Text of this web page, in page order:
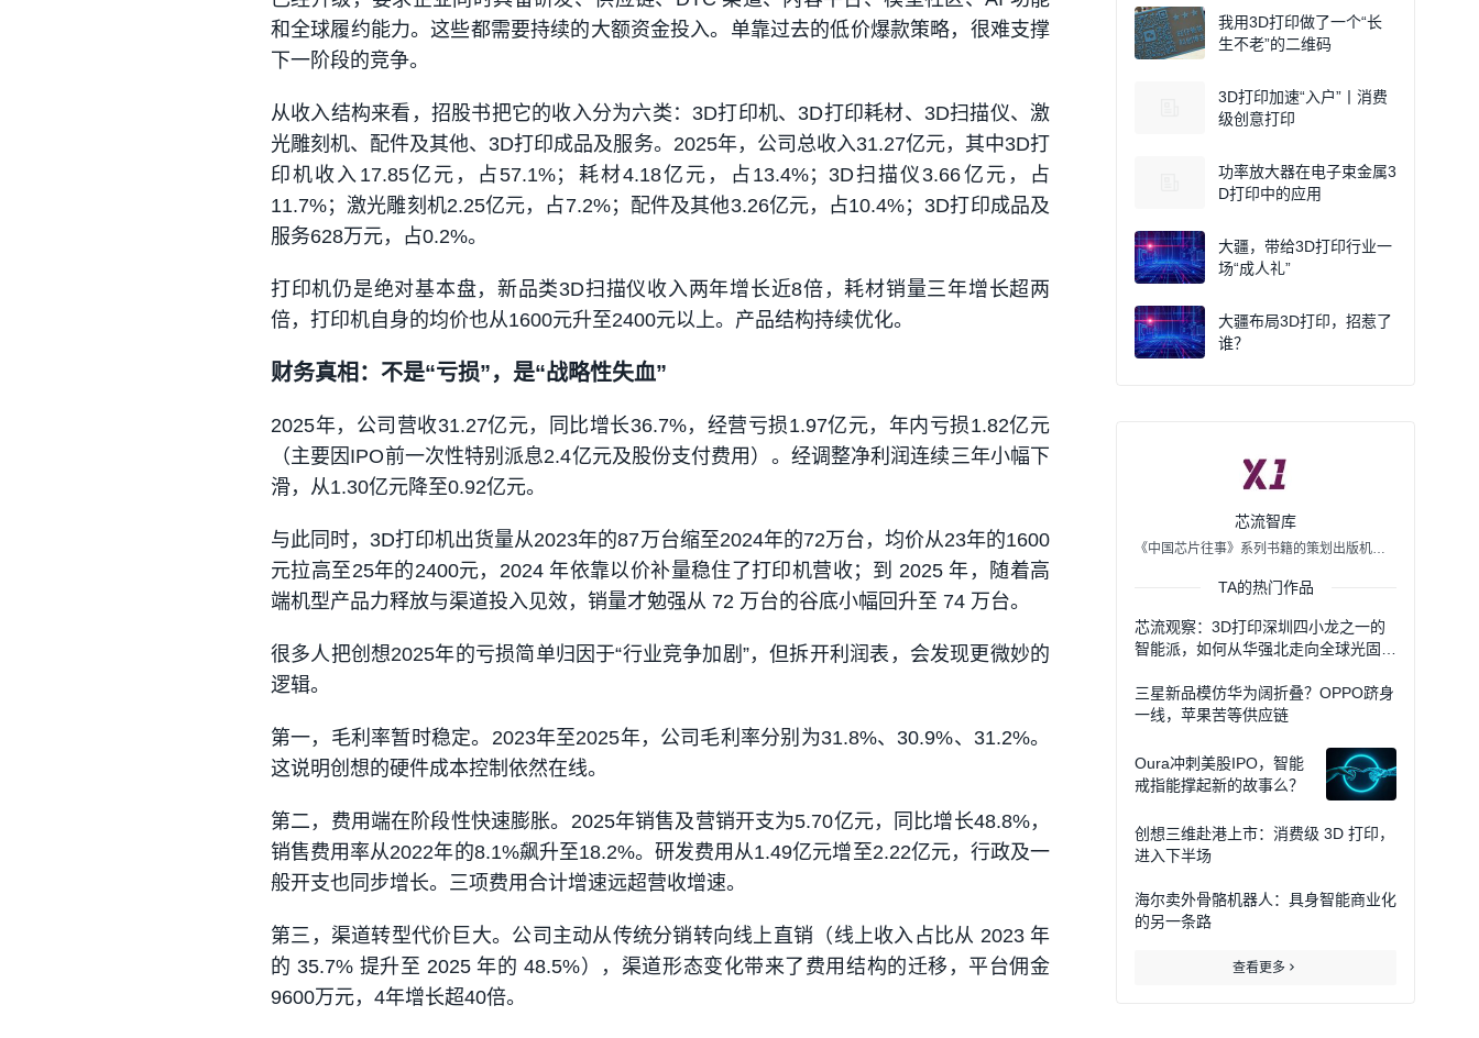
和全球履约能力。这些都需要持续的大额资金投入。单靠过去的低价爆款策略，很难支撑
下一阶段的竞争。
从收入结构来看，招股书把它的收入分为六类：3D打印机、3D打印耗材、3D扫描仪、激
光雕刻机、配件及其他、3D打印成品及服务。2025年，公司总收入31.27亿元，其中3D打
印机收入17.85亿元，占57.1%；耗材4.18亿元，占13.4%；3D扫描仪3.66亿元，占
11.7%；激光雕刻机2.25亿元，占7.2%；配件及其他3.26亿元，占10.4%；3D打印成品及
服务628万元，占0.2%。
打印机仍是绝对基本盘，新品类3D扫描仪收入两年增长近8倍，耗材销量三年增长超两
倍，打印机自身的均价也从1600元升至2400元以上。产品结构持续优化。
财务真相：不是“亏损”，是“战略性失血”
2025年，公司营收31.27亿元，同比增长36.7%，经营亏损1.97亿元，年内亏损1.82亿元
（主要因IPO前一次性特别派息2.4亿元及股份支付费用）。经调整净利润连续三年小幅下
滑，从1.30亿元降至0.92亿元。
与此同时，3D打印机出货量从2023年的87万台缩至2024年的72万台，均价从23年的1600
元拉高至25年的2400元，2024 年依靠以价补量稳住了打印机营收；到 2025 年，随着高
端机型产品力释放与渠道投入见效，销量才勉强从 72 万台的谷底小幅回升至 74 万台。
很多人把创想2025年的亏损简单归因于“行业竞争加剧”，但拆开利润表，会发现更微妙的
逻辑。
第一，毛利率暂时稳定。2023年至2025年，公司毛利率分别为31.8%、30.9%、31.2%。
这说明创想的硬件成本控制依然在线。
第二，费用端在阶段性快速膨胀。2025年销售及营销开支为5.70亿元，同比增长48.8%，
销售费用率从2022年的8.1%飙升至18.2%。研发费用从1.49亿元增至2.22亿元，行政及一
般开支也同步增长。三项费用合计增速远超营收增速。
第三，渠道转型代价巨大。公司主动从传统分销转向线上直销（线上收入占比从 2023 年
的 35.7% 提升至 2025 年的 48.5%），渠道形态变化带来了费用结构的迁移，平台佣金
9600万元，4年增长超40倍。
我用3D打印做了一个“长
生不老”的二维码
3D打印加速“入户”丨消费
级创意打印
功率放大器在电子束金属3
D打印中的应用
大疆，带给3D打印行业一
场“成人礼”
大疆布局3D打印，招惹了
谁？
芯流智库
《中国芯片往事》系列书籍的策划出版机构。芯流智库是一家融合了出版策划、科技传播、信息服务的新型内容企业，正在策划《中国芯片往事2》与《中国手机往事》。
TA的热门作品
芯流观察：3D打印深圳四小龙之一的
智能派，如何从华强北走向全球光固化
三星新品模仿华为阔折叠？OPPO跻身
一线，苹果苦等供应链
Oura冲刺美股IPO，智能
戒指能撑起新的故事么？
创想三维赴港上市：消费级 3D 打印，
进入下半场
海尔卖外骨骼机器人：具身智能商业化
的另一条路
查看更多